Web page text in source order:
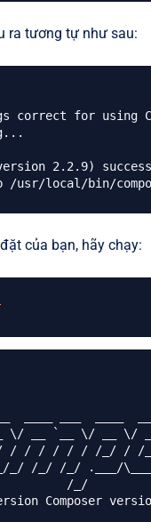
ra tương tự như sau:
correct for using
(version 2.2.9)
của bạn, hãy chạy:
/ / / / / / /_/ / /
_/ /_/ /_/ .___/
Composer